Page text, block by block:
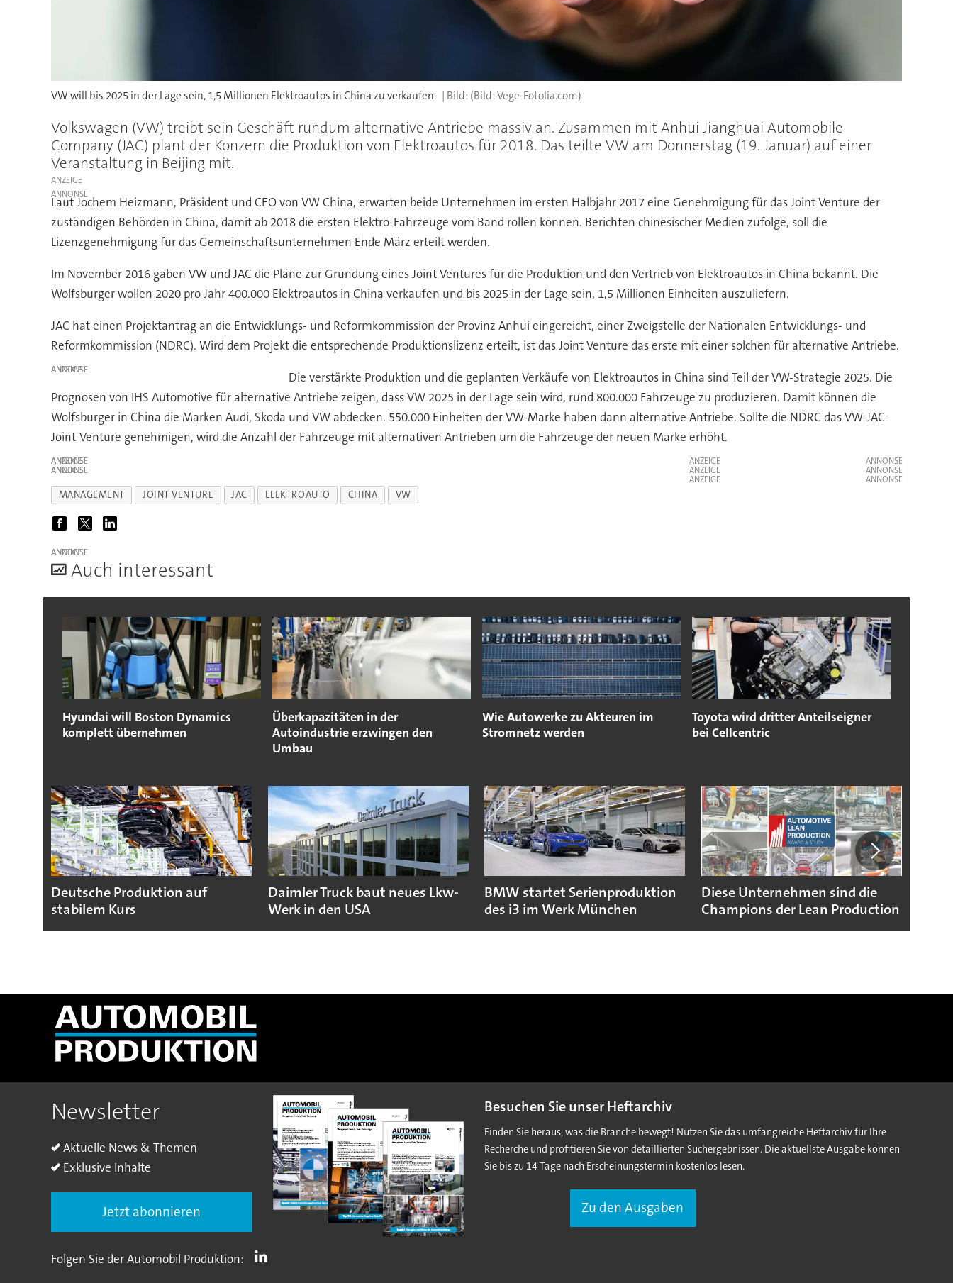
VW will bis 2025 in der Lage sein, 1,5 Millionen Elektroautos in China zu verkaufen. (Bild: Vege-Fotolia.com)
Volkswagen (VW) treibt sein Geschäft rundum alternative Antriebe massiv an. Zusammen mit Anhui Jianghuai Automobile
Company (JAC) plant der Konzern die Produktion von Elektroautos für 2018. Das teilte VW am Donnerstag (19. Januar) auf einer
Veranstaltung in Beijing mit.
ANZEIGE
Laut Jochem Heizmann, Präsident und CEO von VW China, erwarten beide Unternehmen im ersten Halbjahr 2017 eine Genehmigung für das Joint Venture der
zuständigen Behörden in China, damit ab 2018 die ersten Elektro-Fahrzeuge vom Band rollen können. Berichten chinesischer Medien zufolge, soll die
Lizenzgenehmigung für das Gemeinschaftsunternehmen Ende März erteilt werden.
Im November 2016 gaben VW und JAC die Pläne zur Gründung eines Joint Ventures für die Produktion und den Vertrieb von Elektroautos in China bekannt. Die
Wolfsburger wollen 2020 pro Jahr 400.000 Elektroautos in China verkaufen und bis 2025 in der Lage sein, 1,5 Millionen Einheiten auszuliefern.
JAC hat einen Projektantrag an die Entwicklungs- und Reformkommission der Provinz Anhui eingereicht, einer Zweigstelle der Nationalen Entwicklungs- und
Reformkommission (NDRC). Wird dem Projekt die entsprechende Produktionslizenz erteilt, ist das Joint Venture das erste mit einer solchen für alternative Antriebe.
ANZEIGE
Die verstärkte Produktion und die geplanten Verkäufe von Elektroautos in China sind Teil der VW-Strategie 2025. Die
Prognosen von IHS Automotive für alternative Antriebe zeigen, dass VW 2025 in der Lage sein wird, rund 800.000 Fahrzeuge zu produzieren. Damit können die
Wolfsburger in China die Marken Audi, Skoda und VW abdecken. 550.000 Einheiten der VW-Marke haben dann alternative Antriebe. Sollte die NDRC das VW-JAC-
Joint-Venture genehmigen, wird die Anzahl der Fahrzeuge mit alternativen Antrieben um die Fahrzeuge der neuen Marke erhöht.
ANZEIGE
ANZEIGE
ANZEIGE
ANZEIGE
ANZEIGE
MANAGEMENT JOINT VENTURE JAC ELEKTROAUTO CHINA VW
ANZEIGE
Auch interessant
Hyundai will Boston Dynamics
komplett übernehmen
Überkapazitäten in der
Autoindustrie erzwingen den
Umbau
Wie Autowerke zu Akteuren im
Stromnetz werden
Toyota wird dritter Anteilseigner
bei Cellcentric
Deutsche Produktion auf
stabilem Kurs
Daimler Truck baut neues Lkw-
Werk in den USA
BMW startet Serienproduktion
des i3 im Werk München
Diese Unternehmen sind die
Champions der Lean Production
Newsletter
Aktuelle News & Themen
Exklusive Inhalte
Jetzt abonnieren
Besuchen Sie unser Heftarchiv
Finden Sie heraus, was die Branche bewegt! Nutzen Sie das umfangreiche Heftarchiv für Ihre
Recherche und profitieren Sie von detaillierten Suchergebnissen. Die aktuellste Ausgabe können
Sie bis zu 14 Tage nach Erscheinungstermin kostenlos lesen.
Zu den Ausgaben
Folgen Sie der Automobil Produktion: